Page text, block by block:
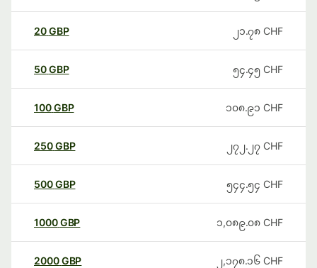
20GBP ၂၁.၇၈ CHF
50GBP ၅၄.၄၅ CHF
100GBP ၁၀၈.၉၁ CHF
250GBP ၂၇၂.၂၇ CHF
500GBP ၅၄၄.၅၄ CHF
1000GBP ၁,၀၈၉.၀၈ CHF
2000GBP ၂,၁၇၈.၁၆ CHF